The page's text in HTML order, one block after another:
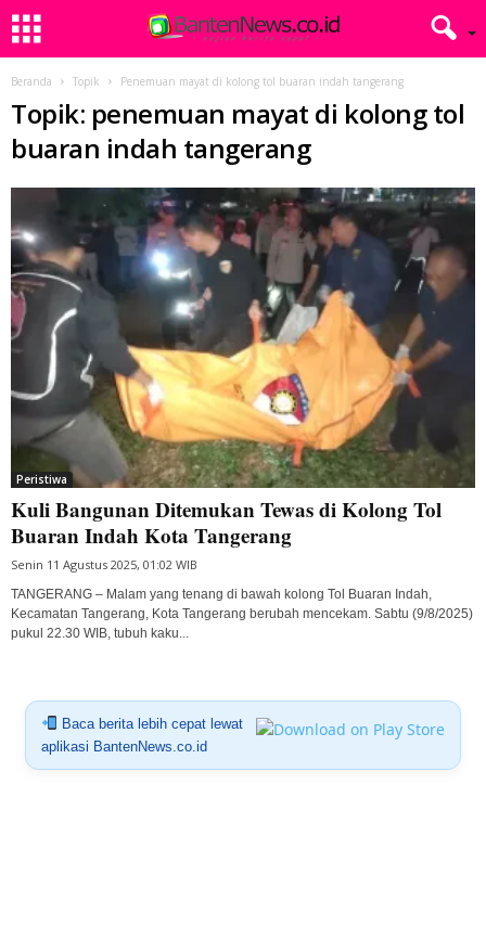
Beranda Topik Penemuan mayat di kolong tol buaran indah tangerang
Topik: penemuan mayat di kolong tol
buaran indah tangerang
Peristiwa
Kuli Bangunan Ditemukan Tewas di Kolong Tol
Buaran Indah Kota Tangerang
Senin 11 Agustus 2025, 01:02 WIB
TANGERANG – Malam yang tenang di bawah kolong Tol Buaran Indah,
Kecamatan Tangerang, Kota Tangerang berubah mencekam. Sabtu (9/8/2025)
pukul 22.30 WIB, tubuh kaku...
Baca berita lebih cepat lewat
aplikasi BantenNews.co.id